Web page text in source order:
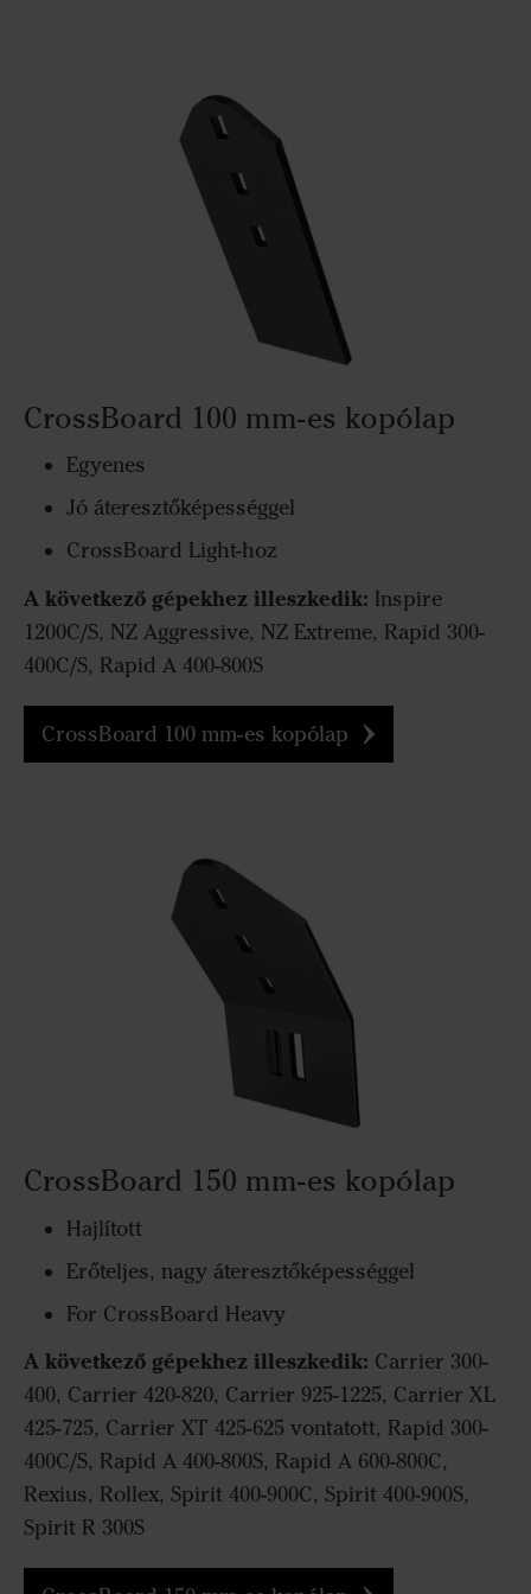
CrossBoard 100 mm-es kopólap
Egyenes
Jó áteresztőképességgel
CrossBoard Light-hoz
A következő gépekhez illeszkedik: Inspire
1200C/S, NZ Aggressive, NZ Extreme, Rapid 300-
400C/S, Rapid A 400-800S
CrossBoard 100 mm-es kopólap
CrossBoard 150 mm-es kopólap
Hajlított
Erőteljes, nagy áteresztőképességgel
For CrossBoard Heavy
A következő gépekhez illeszkedik: Carrier 300-
400, Carrier 420-820, Carrier 925-1225, Carrier XL
425-725, Carrier XT 425-625 vontatott, Rapid 300-
400C/S, Rapid A 400-800S, Rapid A 600-800C,
Rexius, Rollex, Spirit 400-900C, Spirit 400-900S,
Spirit R 300S